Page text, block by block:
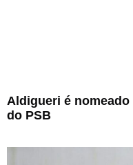
Aldigueri é nomeado
do PSB